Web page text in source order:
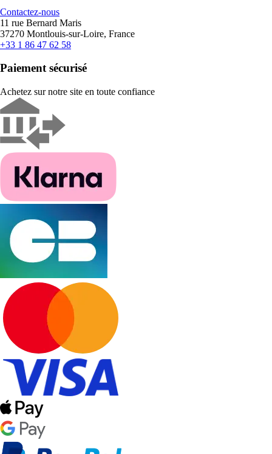
Contactez-nous
11 rue Bernard Maris
37270 Montlouis-sur-Loire, France
+33 1 86 47 62 58
Paiement sécurisé
Achetez sur notre site en toute confiance